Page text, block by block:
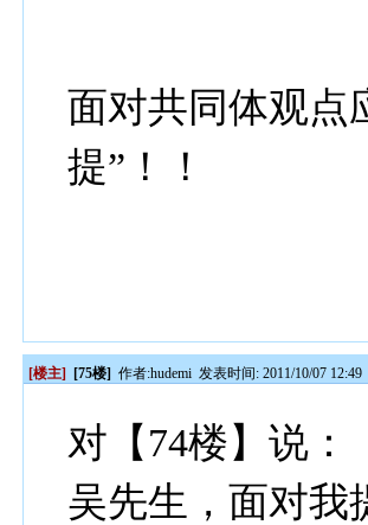
面对共同体观点
提”！！
[楼主] [75楼] 作者:hudemi 发表时间: 2011/10/07 12:49
对【74楼】说：
吴先生，面对我